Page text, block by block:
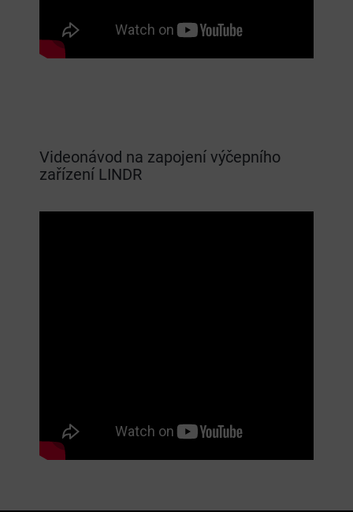
Videonávod na zapojení výčepního
zařízení LINDR